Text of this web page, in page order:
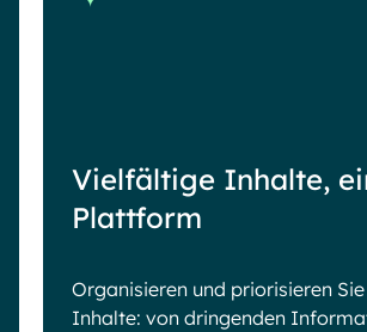
Vielfältige Inhalte,
Plattform
Organisieren und priorisieren
Inhalte: von dringenden